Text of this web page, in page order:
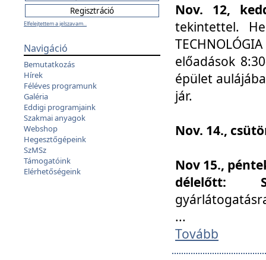
Elfelejtettem a jelszavam...
Navigáció
Bemutatkozás
Hírek
Féléves programunk
Galéria
Eddigi programjaink
Szakmai anyagok
Webshop
Hegesztőgépeink
SzMSz
Támogatóink
Elérhetőségeink
Nov. 12,
tekintettel.
előadások
épület
jár.
Nov. 14.,
Nov 15.,
délelőtt:
...
Tovább